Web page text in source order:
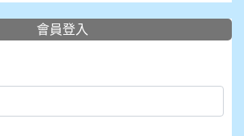
會員登入